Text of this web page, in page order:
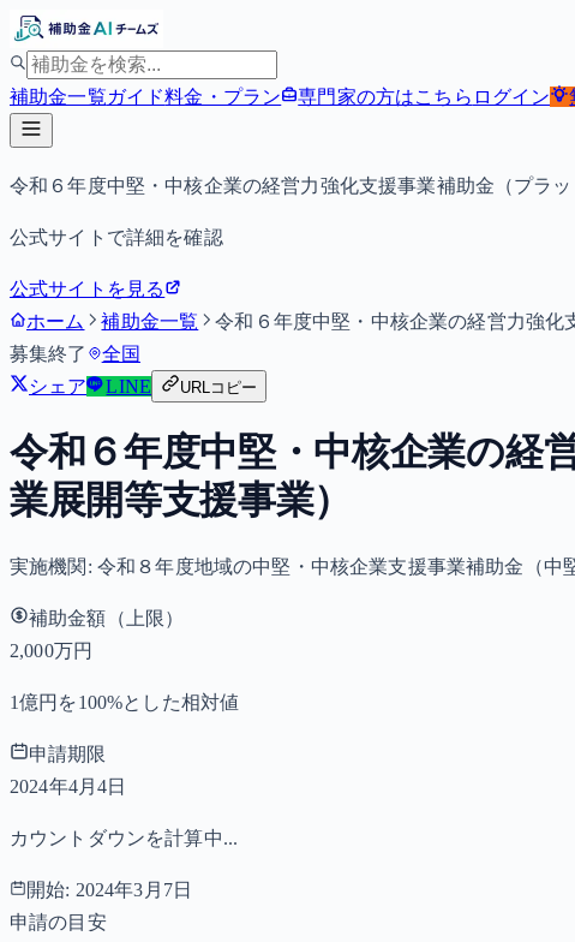
補助金一覧ガイド料金・プラン 専門家の方はこちら ログイン
令和６年度中堅・中核企業の経営力強化支援事業補助金（プラ
公式サイトで詳細を確認
公式サイトを見る
ホーム
補助金一覧
令和６年度中堅・中核企業の経営力強化
募集終了
全国
シェア
LINE URLコピー
令和６年度中堅・中核企業の経
業展開等支援事業）
実施機関: 令和８年度地域の中堅・中核企業支援事業補助金（中
補助金額（上限）
2,000万円
1億円を100%とした相対値
申請期限
2024年4月4日
カウントダウンを計算中...
開始: 2024年3月7日
申請の目安